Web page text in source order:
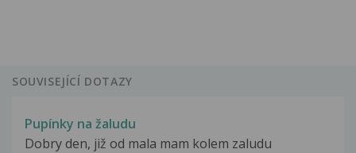
SOUVISEJÍCÍ DOTAZY
Pupínky na žaludu
Dobry den, již od mala mam kolem zaludu